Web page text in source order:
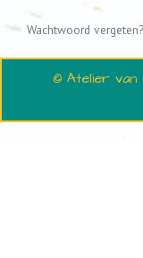
Wachtwoord vergeten?
© Atelier van